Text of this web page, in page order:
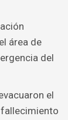
área de
del
el